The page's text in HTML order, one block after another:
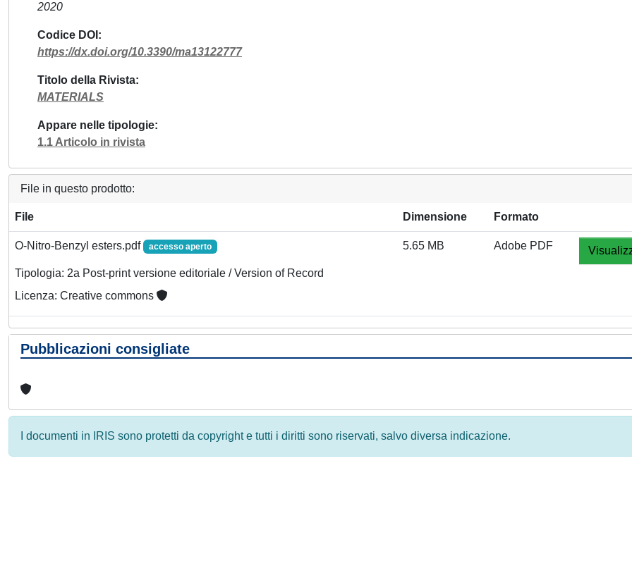
2020
Codice DOI
https://dx.doi.org/10.3390/ma13122777
Titolo della Rivista
MATERIALS
Appare nelle tipologie
1.1 Articolo in rivista
File in questo prodotto:
File Dimensione Formato
O-Nitro-Benzyl esters.pdf accesso aperto
Tipologia: 2a Post-print versione editoriale / Version of Record
Licenza: Creative commons
5.65 MB Adobe PDF
Pubblicazioni consigliate
I documenti in IRIS sono protetti da copyright e tutti i diritti sono riservati, salvo diversa indicazione.